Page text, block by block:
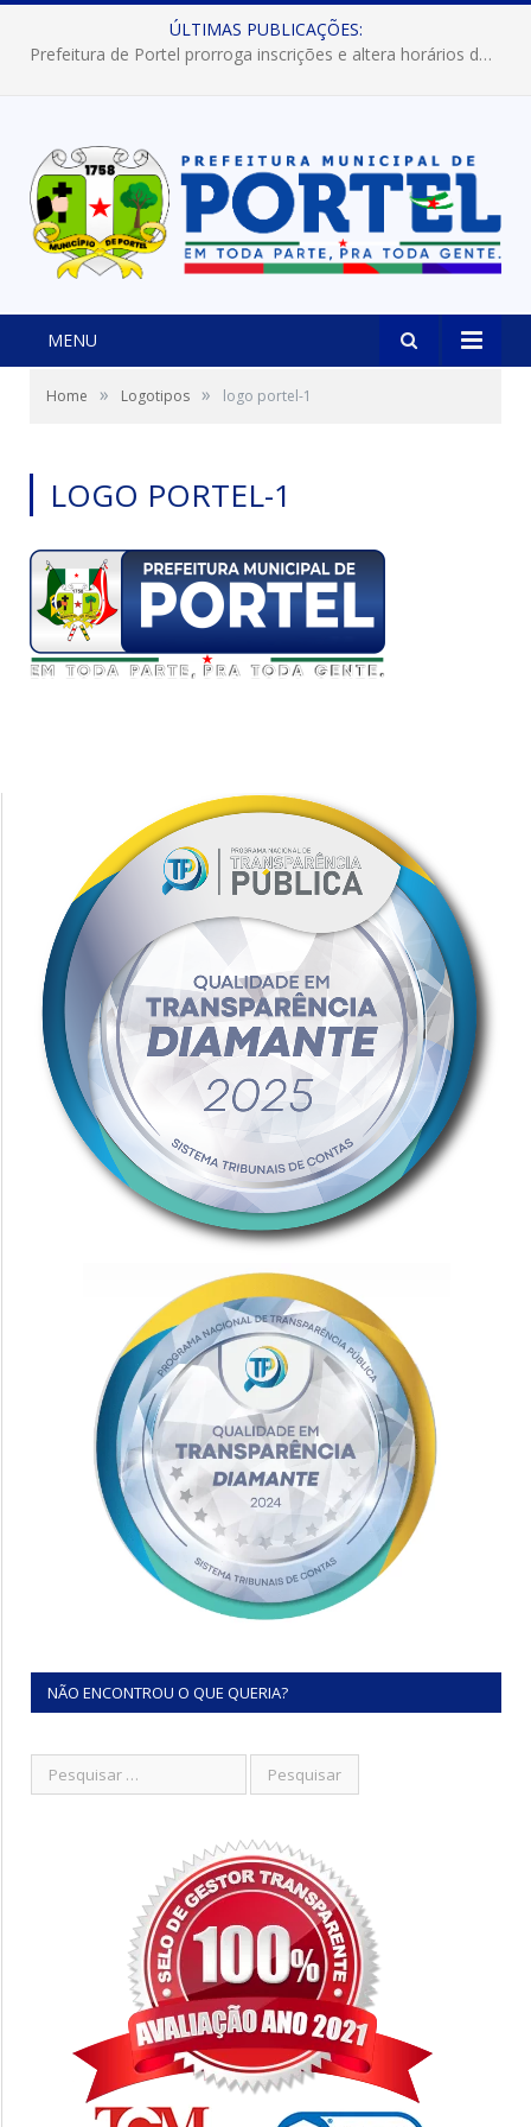
ÚLTIMAS PUBLICAÇÕES:
Prefeitura de Portel abre inscrições para concursos que elegerão os destaques do Verão 2026
MENU
Home » Logotipos » logo portel-1
LOGO PORTEL-1
NÃO ENCONTROU O QUE QUERIA?